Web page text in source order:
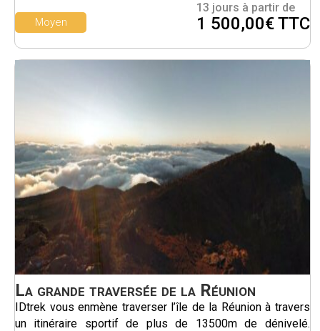
13 jours à partir de
1 500,00€ TTC
Moyen
La grande traversée de la Réunion
IDtrek vous enmène traverser l’île de la Réunion à travers
un itinéraire sportif de plus de 13500m de dénivelé.